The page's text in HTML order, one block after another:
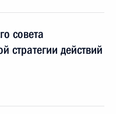
совета
стратегии действий